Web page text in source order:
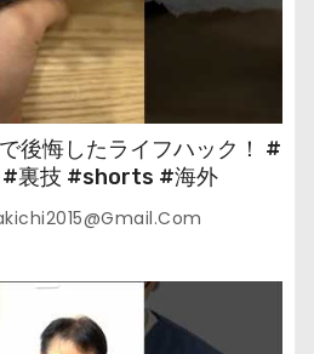
後悔したライフハック！ #
#裏技 #shorts #海外